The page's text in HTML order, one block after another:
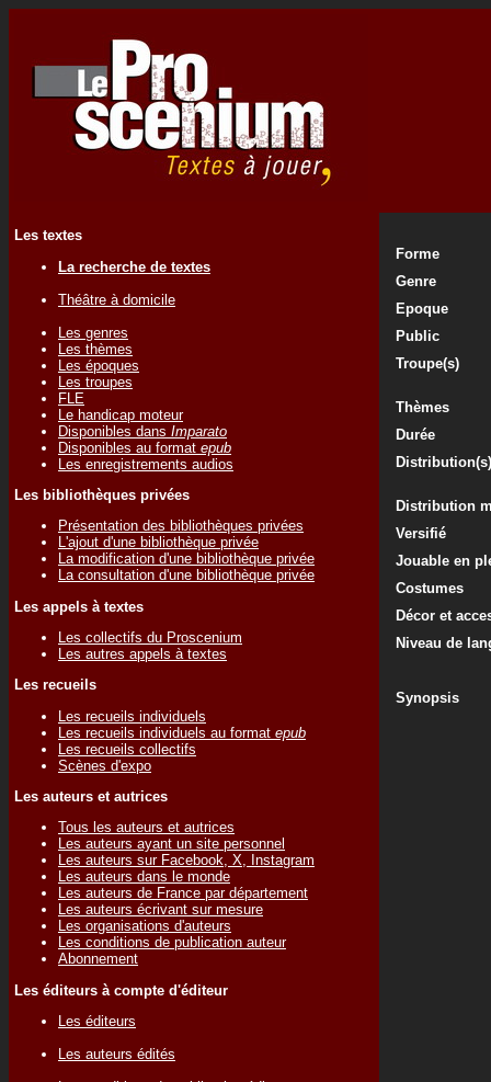
Les textes
La recherche de textes
Théâtre à domicile
Les genres
Les thèmes
Les époques
Les troupes
FLE
Le handicap moteur
Disponibles dans Imparato
Disponibles au format epub
Les enregistrements audios
Les bibliothèques privées
Présentation des bibliothèques privées
L'ajout d'une bibliothèque privée
La modification d'une bibliothèque privée
La consultation d'une bibliothèque privée
Les appels à textes
Les collectifs du Proscenium
Les autres appels à textes
Les recueils
Les recueils individuels
Les recueils individuels au format epub
Les recueils collectifs
Scènes d'expo
Les auteurs et autrices
Tous les auteurs et autrices
Les auteurs ayant un site personnel
Les auteurs sur Facebook, X, Instagram
Les auteurs dans le monde
Les auteurs de France par département
Les auteurs écrivant sur mesure
Les organisations d'auteurs
Les conditions de publication auteur
Abonnement
Les éditeurs à compte d'éditeur
Les éditeurs
Les auteurs édités
Forme
Genre
Epoque
Public
Troupe(s)
Thèmes
Durée
Distribution(s)
Distribution
Versifié
Jouable en
Costumes
Décor et
Niveau de
Synopsis